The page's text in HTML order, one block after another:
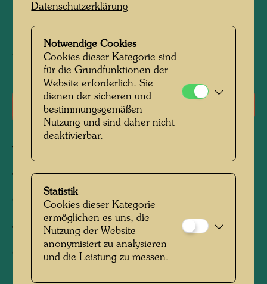
1978
208 mm x 353 mm
Bleistift und Tusche auf Papier
Literatur: Monographien
Verbundene Werke
TOMBSTONE FOR ISA HELLSTERN
Grabstein
TOMBSTONE FOR HENRY KELLIHER
Grabstein
Datenschutzerklärung
Notwendige Cookies
Cookies dieser Kategorie sind
für die Grundfunktionen der
Website erforderlich. Sie
dienen der sicheren und
bestimmungsgemäßen
Nutzung und sind daher nicht
deaktivierbar.
Statistik
Cookies dieser Kategorie
ermöglichen es uns, die
Nutzung der Website
anonymisiert zu analysieren
und die Leistung zu messen.